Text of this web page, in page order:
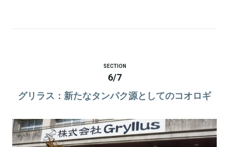
SECTION
6/7
グリラス：新たなタンパク源としてのコオロギ